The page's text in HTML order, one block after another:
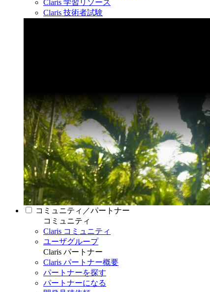
Claris 学習リソース
Claris 技術者試験
コミュニティ／パートナー
コミュニティ
Claris コミュニティ
ユーザグループ
Claris パートナー
Claris パートナー概要
パートナーを探す
パートナーになる